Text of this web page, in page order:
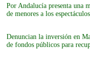
Por Andalucía presenta una
de menores a los
Denuncian la inversión en
de fondos públicos para